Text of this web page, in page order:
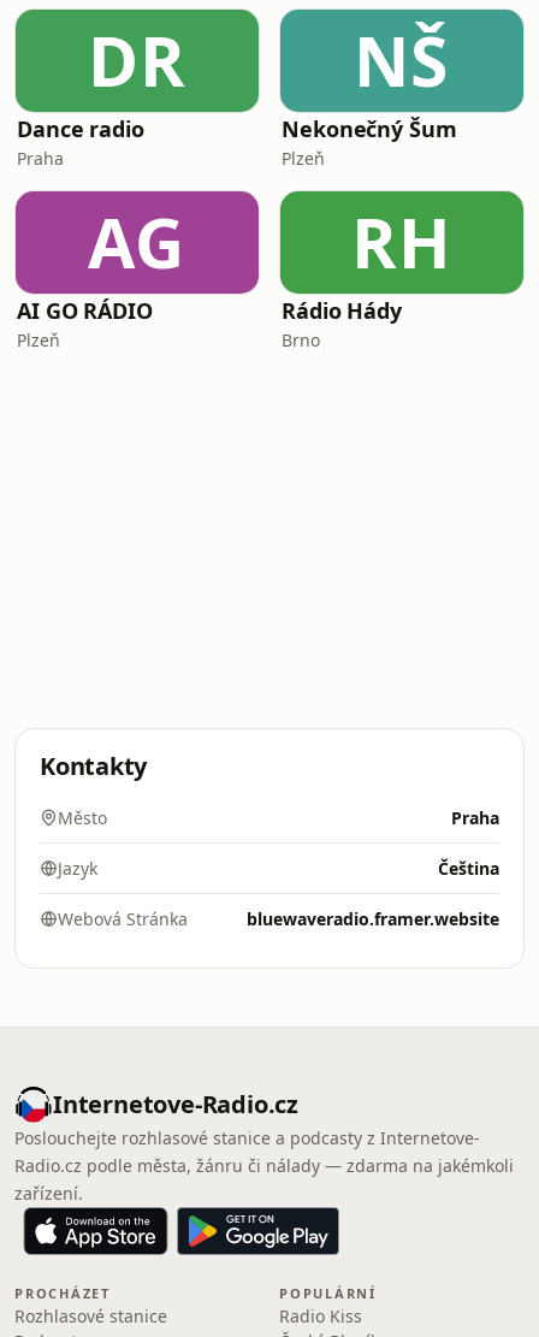
DR
Dance radio
Praha
NŠ
Nekonečný Šum
Plzeň
AG
AI GO RÁDIO
Plzeň
RH
Rádio Hády
Brno
Kontakty
Město Praha
Jazyk Čeština
Webová Stránka bluewaveradio.framer.website
Internetove-Radio.cz
Poslouchejte rozhlasové stanice a podcasty z Internetove-
Radio.cz podle města, žánru či nálady — zdarma na jakémkoli
zařízení.
PROCHÁZET
Rozhlasové stanice
POPULÁRNÍ
Radio Kiss